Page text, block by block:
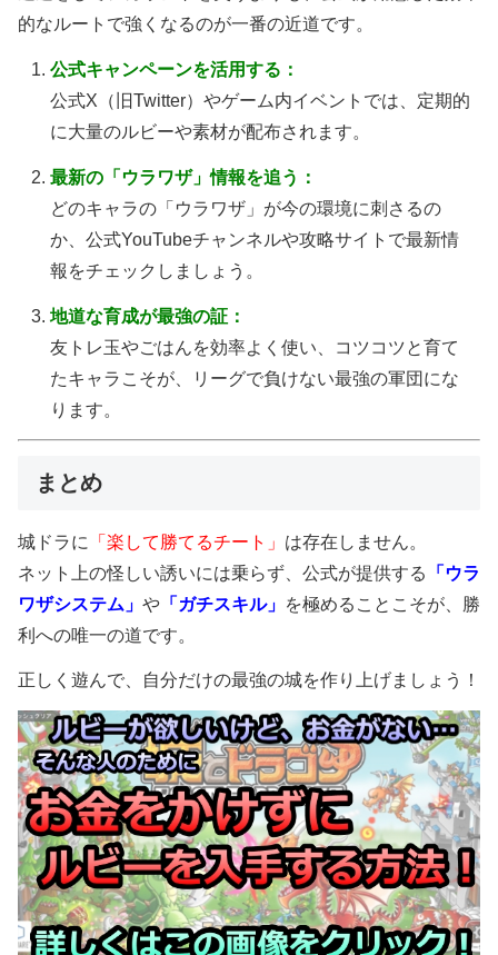
的なルートで強くなるのが一番の近道です。
公式キャンペーンを活用する：
公式X（旧Twitter）やゲーム内イベントでは、定期的
に大量のルビーや素材が配布されます。
最新の「ウラワザ」情報を追う：
どのキャラの「ウラワザ」が今の環境に刺さるの
か、公式YouTubeチャンネルや攻略サイトで最新情
報をチェックしましょう。
地道な育成が最強の証：
友トレ玉やごはんを効率よく使い、コツコツと育て
たキャラこそが、リーグで負けない最強の軍団にな
ります。
まとめ
城ドラに 「楽して勝てるチート」 は存在しません。
ネット上の怪しい誘いには乗らず、公式が提供する
「ウラ
ワザシステム」 や 「ガチスキル」 を極めることこそが、勝
利への唯一の道です。
正しく遊んで、自分だけの最強の城を作り上げましょう！